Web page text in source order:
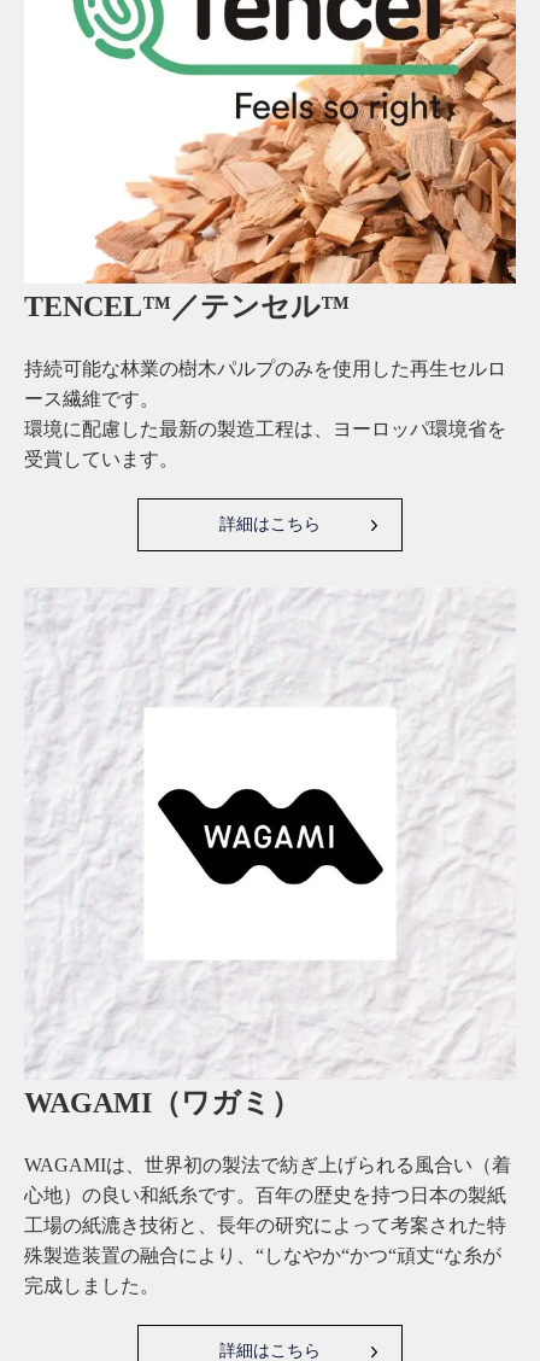
TENCEL™／テンセル™
持続可能な林業の樹木パルプのみを使用した再生セルロ
ース繊維です。
環境に配慮した最新の製造工程は、ヨーロッパ環境省を
受賞しています。
詳細はこちら
WAGAMI（ワガミ）
WAGAMIは、世界初の製法で紡ぎ上げられる風合い（着
心地）の良い和紙糸です。百年の歴史を持つ日本の製紙
工場の紙漉き技術と、長年の研究によって考案された特
殊製造装置の融合により、“しなやか“かつ“頑丈“な糸が
完成しました。
詳細はこちら